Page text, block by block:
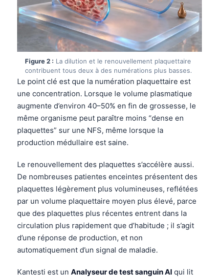
Figure 2 : La dilution et le renouvellement plaquettaire
contribuent tous deux à des numérations plus basses.
Le point clé est que la numération plaquettaire est
une concentration. Lorsque le volume plasmatique
augmente d’environ 40–50% en fin de grossesse, le
même organisme peut paraître moins “dense en
plaquettes” sur une NFS, même lorsque la
production médullaire est saine.
Le renouvellement des plaquettes s’accélère aussi.
De nombreuses patientes enceintes présentent des
plaquettes légèrement plus volumineuses, reflétées
par un volume plaquettaire moyen plus élevé, parce
que des plaquettes plus récentes entrent dans la
circulation plus rapidement que d’habitude ; il s’agit
d’une réponse de production, et non
automatiquement d’un signal de maladie.
Kantesti est un Analyseur de test sanguin AI qui lit